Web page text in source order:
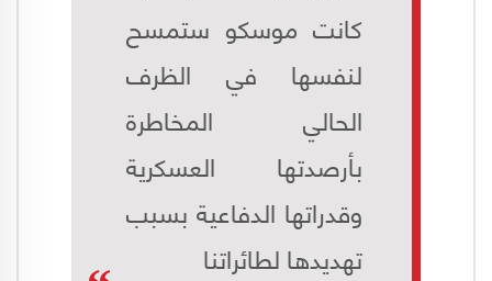
كانت موسكو ستمسح
لنفسها في الظرف
الحالي المخاطرة
بأرصدتها العسكرية
وقدراتها الدفاعية بسبب
تهديدها لطائراتنا